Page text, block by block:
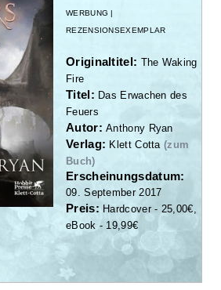
WERBUNG |
REZENSIONSEXEMPLAR
Originaltitel: The Waking
Fire
Titel: Das Erwachen des
Feuers
Autor:Anthony Ryan
Verlag: Klett Cotta (zum
Buch)
Erscheinungsdatum:
09. September 2017
Preis: Hardcover - 25,00€,
eBook - 19,99€